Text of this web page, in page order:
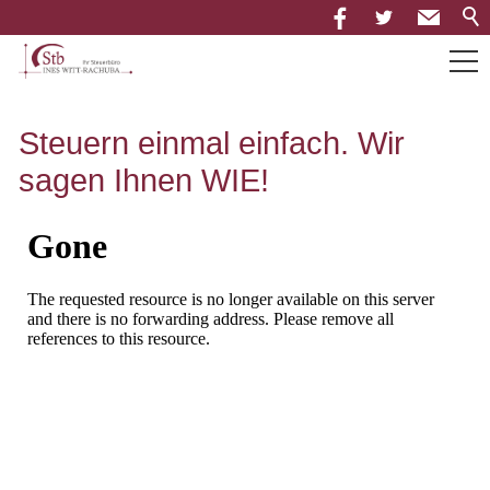
Über uns
Leistungen
Mandantenportal
Steuern einmal einfach. Wir
sagen Ihnen WIE!